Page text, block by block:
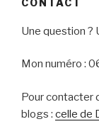
CONTACT
Une question ?
Mon numéro :
Pour contacter
blogs : celle de